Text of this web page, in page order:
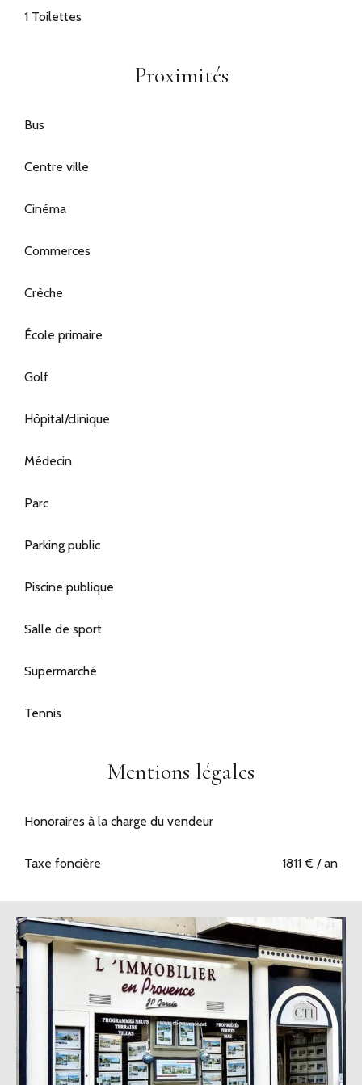
1 Toilettes
Proximités
Bus
Centre ville
Cinéma
Commerces
Crèche
École primaire
Golf
Hôpital/clinique
Médecin
Parc
Parking public
Piscine publique
Salle de sport
Supermarché
Tennis
Mentions légales
Honoraires à la charge du vendeur
Taxe foncière 1811 € / an